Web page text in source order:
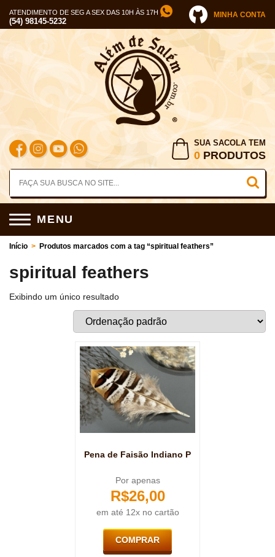
ATENDIMENTO DE SEG A SEX DAS 10H ÀS 17H
(54) 98145-5232
MINHA CONTA
SUA SACOLA TEM
0 PRODUTOS
MENU
Início > Produtos marcados com a tag “spiritual feathers”
spiritual feathers
Exibindo um único resultado
Pena de Faisão Indiano P
Por apenas
R$26,00
em até 12x no cartão
COMPRAR